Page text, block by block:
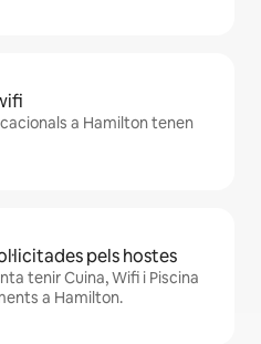
a Hamilton tenen
pels hostes
tenir Cuina, Wifi i Piscina
a Hamilton.